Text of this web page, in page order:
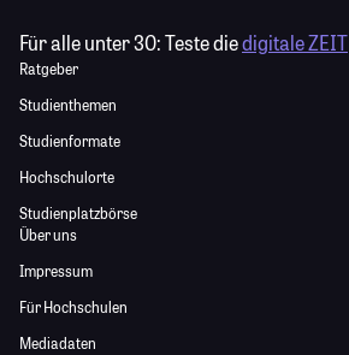
Für alle unter 30:Teste diedigitale ZEIT
Ratgeber
Studienthemen
Studienformate
Hochschulorte
Studienplatzbörse
Über uns
Impressum
Für Hochschulen
Mediadaten